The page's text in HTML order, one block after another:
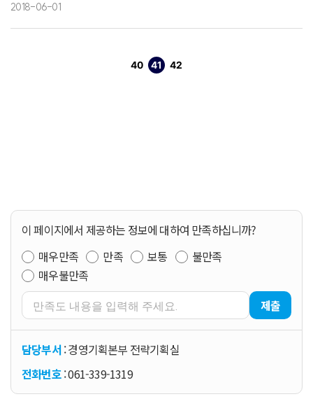
2018-06-01
이전
40
페이지열린
41
페이지
42
페이지
이 페이지에서 제공하는 정보에 대하여 만족하십니까?
매우만족
만족 보통
불만족
매우불만족
제출
담당부서: 경영기획본부 전략기획실
전화번호: 061-339-1319